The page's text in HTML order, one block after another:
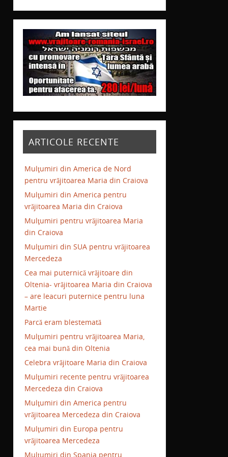
ARTICOLE RECENTE
Mulţumiri din America de Nord
pentru vrăjitoarea Maria din Craiova
Mulţumiri din America pentru
vrăjitoarea Maria din Craiova
Mulţumiri pentru vrăjitoarea Maria
din Craiova
Mulţumiri din SUA pentru vrăjitoarea
Mercedeza
Cea mai puternică vrăjitoare din
Oltenia- vrăjitoarea Maria din Craiova
– are leacuri puternice pentru luna
Martie
Parcă eram blestemată
Mulţumiri pentru vrăjitoarea Maria,
cea mai bună din Oltenia
Celebra vrăjitoare Maria din Craiova
Mulţumiri recente pentru vrăjitoarea
Mercedeza din Craiova
Mulţumiri din America pentru
vrăjitoarea Mercedeza din Craiova
Mulţumiri din Europa pentru
vrăjitoarea Mercedeza
Mulţumiri din Spania pentru